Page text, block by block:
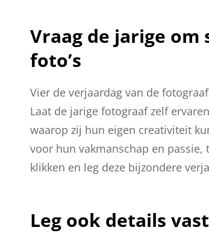
Vraag de jarige
foto’s
Vier de verjaardag van de
Laat de jarige fotograaf zelf
waarop zij hun eigen creativiteit
voor hun vakmanschap en
klikken en leg deze bijzondere
Leg ook details